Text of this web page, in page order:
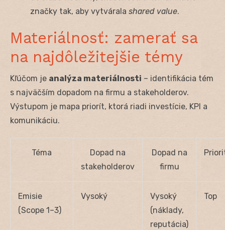
značky tak, aby vytvárala shared value.
Materiálnosť: zamerať sa
na najdôležitejšie témy
Kľúčom je analýza materiálnosti – identifikácia tém
s najväčším dopadom na firmu a stakeholderov.
Výstupom je mapa priorít, ktorá riadi investície, KPI a
komunikáciu.
Téma
Dopad na
stakeholderov
Dopad na
firmu
Emisie
(Scope 1–3)
Vysoký
Vysoký
(náklady,
reputácia)
Top